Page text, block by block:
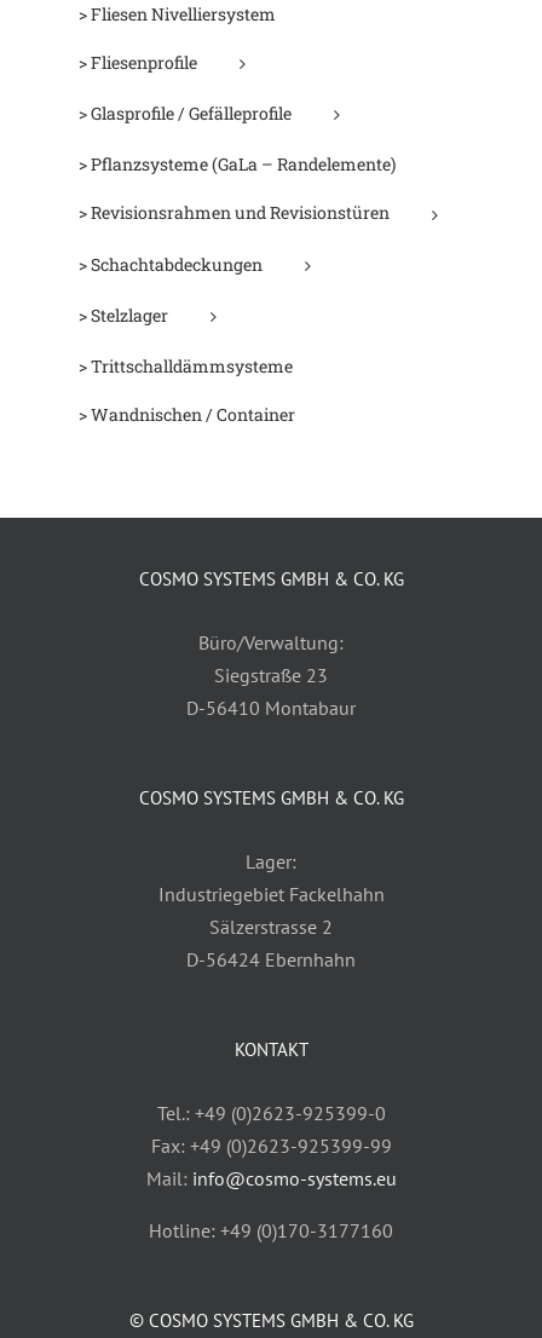
> Fliesen Nivelliersystem
> Fliesenprofile
> Glasprofile / Gefälleprofile
> Pflanzsysteme (GaLa – Randelemente)
> Revisionsrahmen und Revisionstüren
> Schachtabdeckungen
> Stelzlager
> Trittschalldämmsysteme
> Wandnischen / Container
COSMO SYSTEMS GMBH & CO. KG
Büro/Verwaltung:
Siegstraße 23
D-56410 Montabaur
COSMO SYSTEMS GMBH & CO. KG
Lager:
Industriegebiet Fackelhahn
Sälzerstrasse 2
D-56424 Ebernhahn
KONTAKT
Tel.: +49 (0)2623-925399-0
Fax: +49 (0)2623-925399-99
Mail: info@cosmo-systems.eu
Hotline: +49 (0)170-3177160
© COSMO SYSTEMS GMBH & CO. KG